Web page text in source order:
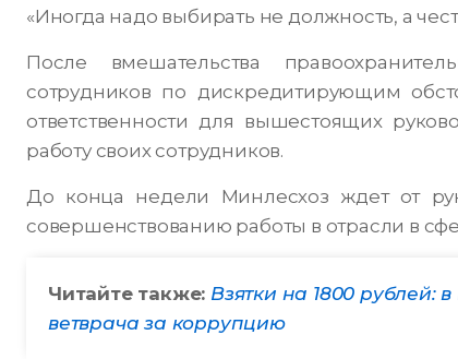
«Иногда надо выбирать не должность, а
После вмешательства
сотрудников по дискредитирующим
ответственности для вышестоящих
работу своих сотрудников.
До конца недели Минлесхоз ждет от
совершенствованию работы в отрасли в
Читайте также: Взятки на 1800 рублей:
ветврача за коррупцию